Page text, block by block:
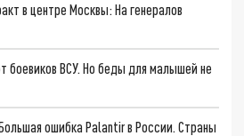
в центре Москвы: На генералов
боевиков ВСУ. Но беды для малышей не
ошибка Palantir в России. Страны